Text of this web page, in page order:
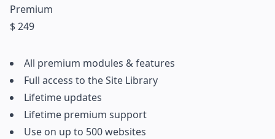
Premium
$ 249
All premium modules & features
Full access to the Site Library
Lifetime updates
Lifetime premium support
Use on up to 500 websites